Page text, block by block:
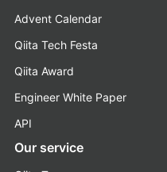
Advent Calendar
Qiita Tech Festa
Qiita Award
Engineer White Paper
API
Our service